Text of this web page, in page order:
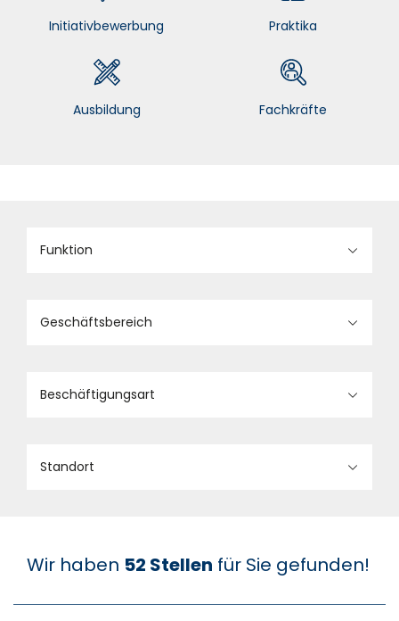
Initiativbewerbung Praktika
Ausbildung Fachkräfte
Funktion
Geschäftsbereich
Beschäftigungsart
Standort
Wir haben 52 Stellen für Sie gefunden!